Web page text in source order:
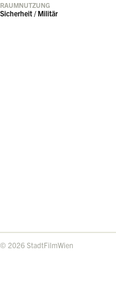
RAUMNUTZUNG
Sicherheit / Militär
© 2026 StadtFilmWien